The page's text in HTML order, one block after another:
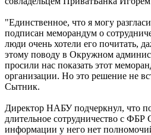
"Единственное, что я могу
подписан меморандум о
люди очень хотели его почитать,
этому поводу в Окружном
просили нас показать этот
организации. Но это решение не
Сытник.
Директор НАБУ подчеркнул, что
длительное сотрудничество с
информации у него нет